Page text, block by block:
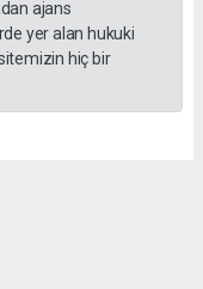
ajans
yer alan hukuki
hiç bir